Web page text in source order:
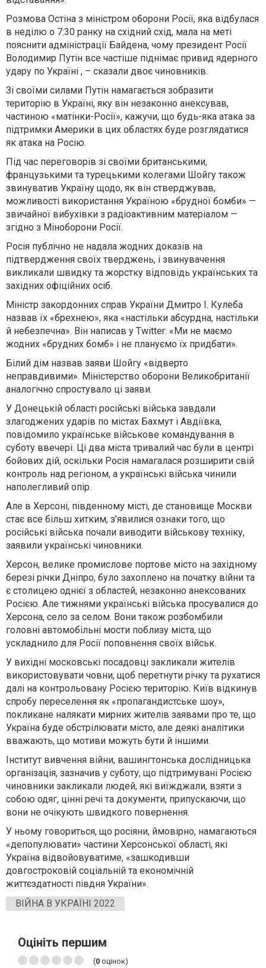
Розмова Остіна з міністром оборони Росії, яка відбулася
в неділю о 7:30 ранку на східний схід, мала на меті
пояснити адміністрації Байдена, чому президент Росії
Володимир Путін все частіше піднімає привид ядерного
удару по Україні , – сказали двоє чиновників.
Зі своїми силами Путін намагається зобразити
територію в Україні, яку він незаконно анексував,
частиною «матінки-Росії», кажучи, що будь-яка атака за
підтримки Америки в цих областях буде розглядатися
як атака на Росію.
Під час переговорів зі своїми британськими,
французькими та турецькими колегами Шойгу також
звинуватив Україну щодо, як він стверджував,
можливості використання Україною «брудної бомби» —
звичайної вибухівки з радіоактивним матеріалом —
згідно з Міноборони Росії.
Росія публічно не надала жодних доказів на
підтвердження своїх тверджень, і звинувачення
викликали швидку та жорстку відповідь українських та
західних офіційних осіб.
Міністр закордонних справ України Дмитро І. Кулеба
назвав їх «брехнею», яка «настільки абсурдна, настільки
й небезпечна». Він написав у Twitter: «Ми не маємо
жодних «брудних бомб» і не плануємо їх придбати».
Білий дім назвав заяви Шойгу «відверто
неправдивими». Міністерство оборони Великобританії
аналогічно спростувало ці заяви.
У Донецькій області російські війська завдали
злагоджених ударів по містах Бахмут і Авдіївка,
повідомило українське військове командування в
суботу ввечері. Ці два міста тривалий час були в центрі
бойових дій, оскільки Росія намагалася розширити свій
контроль над регіоном, а українські війська чинили
наполегливий опір.
Але в Херсоні, південному місті, де становище Москви
стає все більш хитким, з’явилися ознаки того, що
російські війська почали виводити військову техніку,
заявили українські чиновники.
Херсон, велике промислове портове місто на західному
березі річки Дніпро, було захоплено на початку війни та
є столицею однієї з областей, незаконно анексованих
Росією. Але тижнями українські війська просувалися до
Херсона, село за селом. Вони також розбомбили
головні автомобільні мости поблизу міста, що
ускладнило для Росії поповнення своїх військ.
У вихідні московські посадовці закликали жителів
використовувати човни, щоб перетнути річку та рухатися
далі на контрольовану Росією територію. Київ відкинув
спробу переселення як «пропагандистське шоу»,
покликане налякати мирних жителів заявами про те, що
Україна буде обстрілювати місто, але деякі аналітики
вважають, що мотиви можуть бути й іншими.
Інститут вивчення війни, вашингтонська дослідницька
організація, зазначив у суботу, що підтримувані Росією
чиновники закликали людей, які виїжджали, взяти з
собою одяг, цінні речі та документи, припускаючи, що
вони не очікують швидкого повернення.
У ньому говориться, що росіяни, ймовірно, намагаються
«депопулювати» частини Херсонської області, які
Україна відвойовуватиме, «зашкодивши
довгостроковій соціальній та економічній
життєздатності півдня України».
ВІЙНА В УКРАЇНІ 2022
Оцініть першим
(0 оцінок)